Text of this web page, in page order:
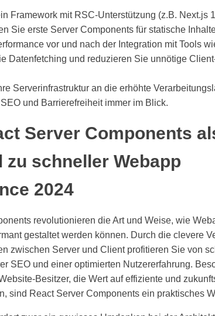
Framework mit RSC-Unterstützung (z.B. Next.js
Sie erste Server Components für statische
vor und nach der Integration mit Tools
Datenfetching und reduzieren Sie unnötige
Serverinfrastruktur an die erhöhte
und Barrierefreiheit immer im Blick.
Server Components
zu schneller Webapp
2024
revolutionieren die Art und Weise, wie
gestaltet werden können. Durch die clevere
zwischen Server und Client profitieren Sie von
SEO und einer optimierten Nutzererfahrung.
Besitzer, die Wert auf effiziente und
sind React Server Components ein praktisches